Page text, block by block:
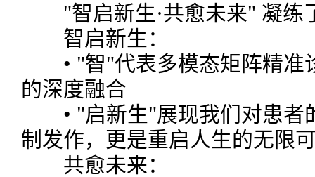
"智启新生·共愈未来" 凝练
智启新生：
• "智"代表多模态矩阵精准
的深度融合
• "启新生"展现我们对患者
制发作，更是重启人生的无限
共愈未来：